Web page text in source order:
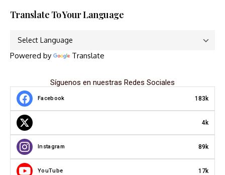
Translate To Your Language
Powered by Translate
Síguenos en nuestras Redes Sociales
Facebook 183k
4k
Instagram 89k
YouTube 17k